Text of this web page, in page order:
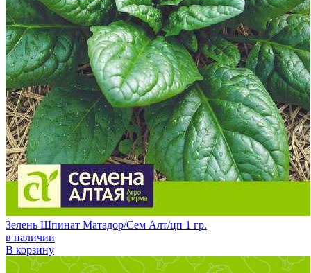
Зелень Шпинат Матадор/Сем Алт/цп 1 гр.
в наличии
В корзину